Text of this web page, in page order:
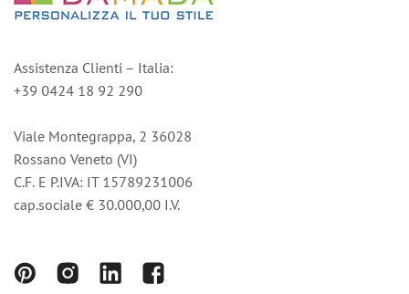
Assistenza Clienti – Italia:
+39 0424 18 92 290
Viale Montegrappa, 2 36028
Rossano Veneto (VI)
C.F. E P.IVA: IT 15789231006
cap.sociale € 30.000,00 I.V.